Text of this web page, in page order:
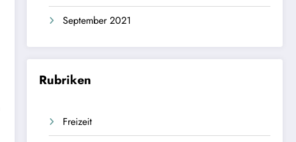
September 2021
Rubriken
Freizeit